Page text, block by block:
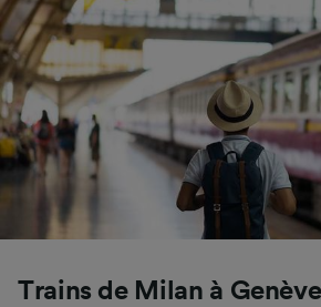
Trains de Milan à
finalités suivantes :
Utiliser des données de
précises. Analyser activement
caractéristiques de l’appareil
l’identification. Stocker et/ou
informations sur un appareil.
contenu personnalisés, mesure
performance des publicités et
études d’audience et
services.